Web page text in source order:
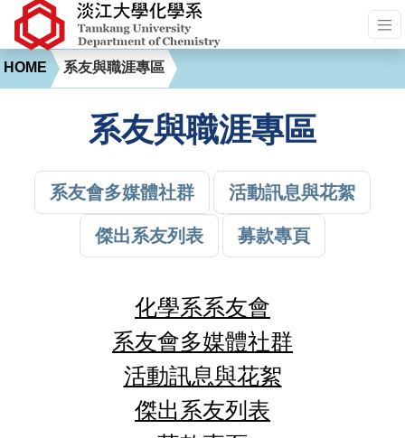
HOME 系友與職涯專區
系友與職涯專區
系友會多媒體社群 活動訊息與花絮
傑出系友列表 募款專頁
化學系系友會
系友會多媒體社群
活動訊息與花絮
傑出系友列表